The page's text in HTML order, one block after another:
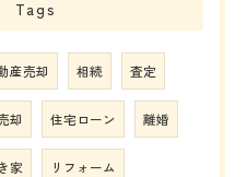
Tags
産売却 相続 査定
却 住宅ローン 離婚
家 リフォーム